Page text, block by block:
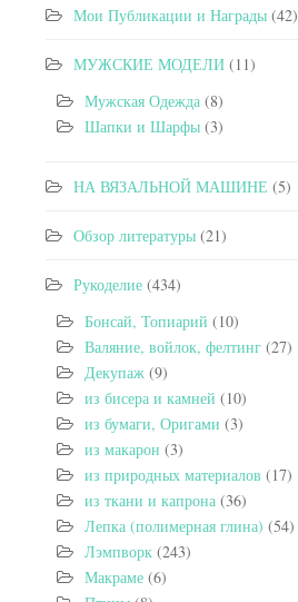
Мои Публикации и Награды (42)
МУЖСКИЕ МОДЕЛИ (11)
Мужская Одежда (8)
Шапки и Шарфы (3)
НА ВЯЗАЛЬНОЙ МАШИНЕ (5)
Обзор литературы (21)
Рукоделие (434)
Бонсай, Топиарий (10)
Валяние, войлок, фелтинг (27)
Декупаж (9)
из бисера и камней (10)
из бумаги, Оригами (3)
из макарон (3)
из природных материалов (17)
из ткани и капрона (36)
Лепка (полимерная глина) (54)
Лэмпворк (243)
Макраме (6)